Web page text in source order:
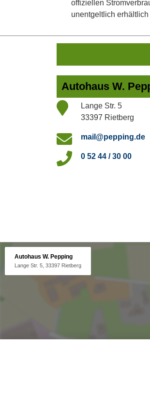
offiziellen
unentgeltlich
Autohaus W.
Lange Str. 5
33397 Rietberg
mail@pepping.de
0 52 44 / 30 00
Autohaus W. Pepping
Lange Str. 5, 33397 Rietberg